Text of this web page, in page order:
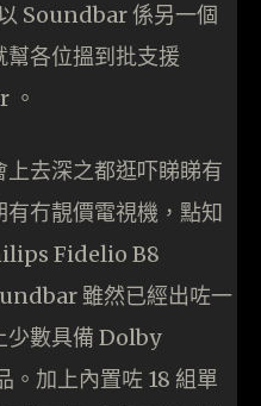
Soundbar 係另一個
各位搵到批支援
。
去深之都逛吓睇睇有
冇靚價電視機，點知
Fidelio B8
雖然已經出咗一
少數具備 Dolby
加上內置咗 18 組單